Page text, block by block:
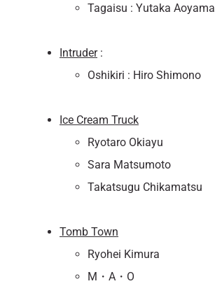
Tagaisu : Yutaka Aoyama
Intruder:
Oshikiri : Hiro Shimono
Ice Cream Truck
Ryotaro Okiayu
Sara Matsumoto
Takatsugu Chikamatsu
Tomb Town
Ryohei Kimura
M・A・O